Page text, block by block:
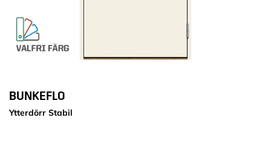
BUNKEFLO
Ytterdörr Stabil